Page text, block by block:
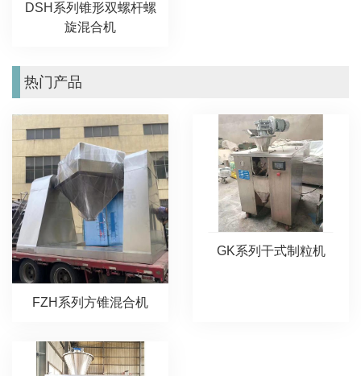
DSH系列锥形双螺杆螺
旋混合机
热门产品
FZH系列方锥混合机
GK系列干式制粒机